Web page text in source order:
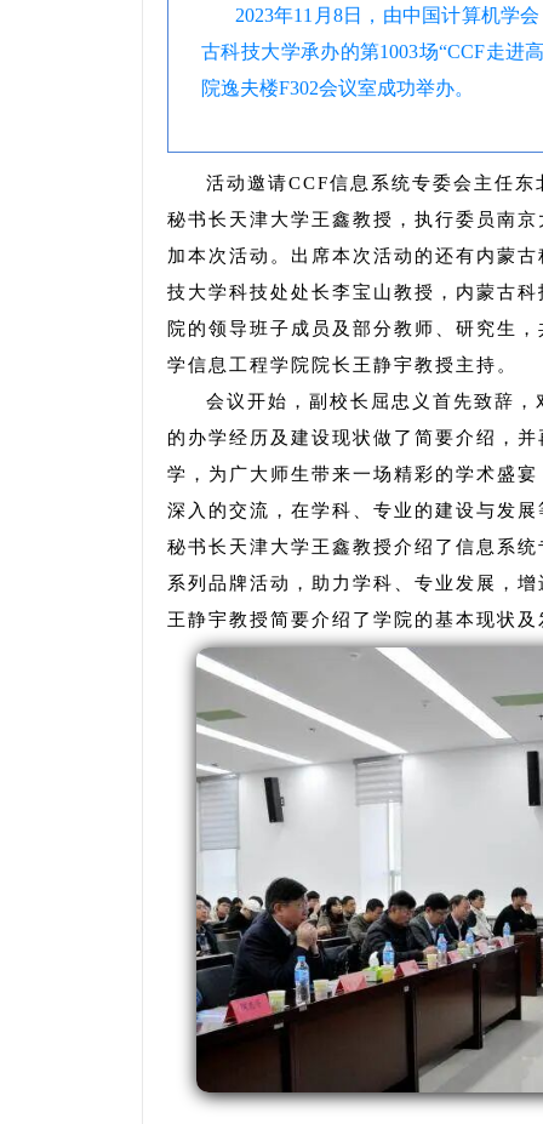
2023年11月8日，由中国计算机学
古科技大学承办的第1003场“CCF走进
院逸夫楼F302会议室成功举办。
活动邀请CCF信息系统专委会主任
秘书长天津大学王鑫教授，执行委员南
加本次活动。出席本次活动的还有内蒙
技大学科技处处长李宝山教授，内蒙古
院的领导班子成员及部分教师、研究生
学信息工程学院院长王静宇教授主持。
会议开始，副校长屈忠义首先致辞
的办学经历及建设现状做了简要介绍，
学，为广大师生带来一场精彩的学术盛
深入的交流，在学科、专业的建设与发
秘书长天津大学王鑫教授介绍了信息系
系列品牌活动，助力学科、专业发展，
王静宇教授简要介绍了学院的基本现状